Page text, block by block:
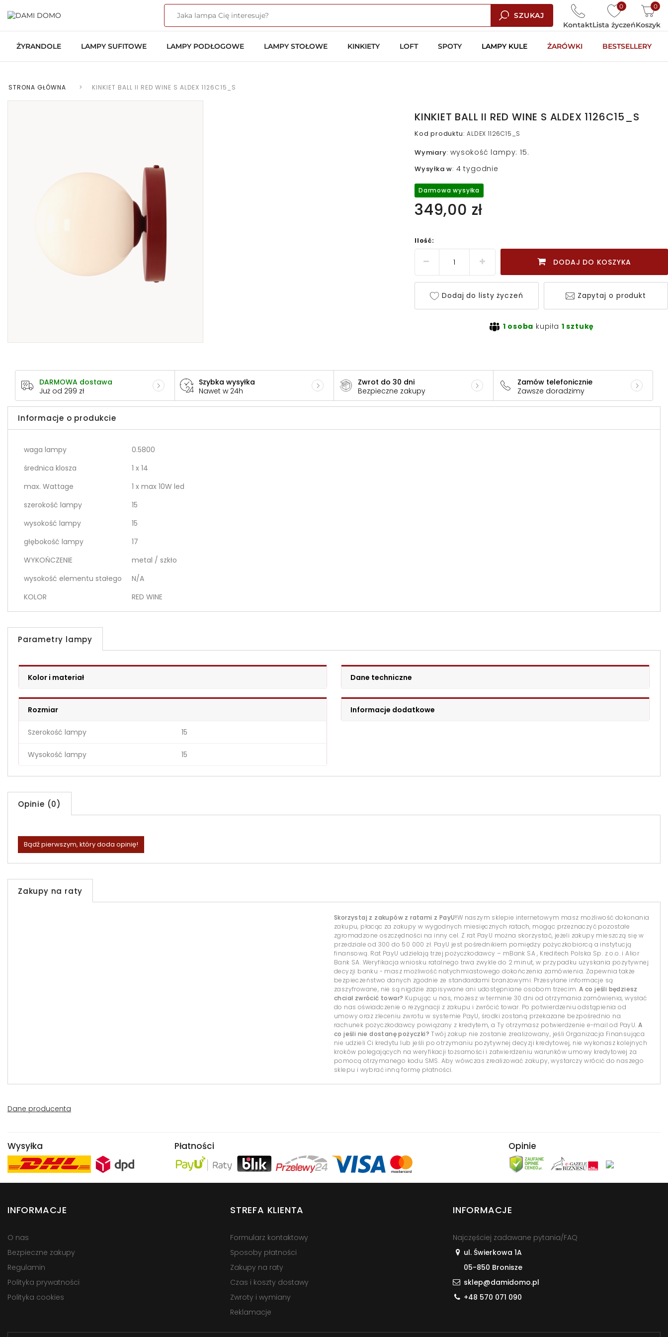
SZUKAJ
0
Lista życzeń
0
Koszyk
Kontakt
ŻYRANDOLE LAMPY SUFITOWE LAMPY PODŁOGOWE LAMPY STOŁOWE KINKIETY LOFT SPOTY LAMPY KULE ŻARÓWKI BESTSELLERY
STRONA GŁÓWNA > KINKIET BALL II RED WINE S ALDEX 1126C15_S
KINKIET BALL II RED WINE S ALDEX 1126C15_S
Kod produktu:ALDEX 1126C15_S
Wymiary: wysokość lampy: 15.
Wysyłka w: 4 tygodnie
Darmowa wysyłka
349,00 zł
Ilość:
DODAJ DO KOSZYKA
Dodaj do listy życzeń Zapytaj o produkt
1 osoba kupiła 1 sztukę
DARMOWA dostawa
Już od 299 zł
Szybka wysyłka
Nawet w 24h
Zwrot do 30 dni
Bezpieczne zakupy
Zamów telefonicznie
Zawsze doradzimy
Informacje o produkcie
waga lampy
0.5800
średnica klosza
1 x 14
max. Wattage
1 x max 10W led
szerokość lampy
15
wysokość lampy
15
głębokość lampy
17
WYKOŃCZENIE
metal / szkło
wysokość elementu stałego
N/A
KOLOR
RED WINE
Parametry lampy
Kolor i materiał Dane techniczne
Rozmiar
Szerokość lampy 15
Wysokość lampy 15
Informacje dodatkowe
Opinie (0)
Bądź pierwszym, który doda opinię!
Zakupy na raty
Skorzystaj z zakupów z ratami z PayU!W naszym sklepie internetowym masz możliwość dokonania
zakupu, płacąc za zakupy w wygodnych miesięcznych ratach, mogąc przeznaczyć pozostałe
zgromadzone oszczędności na inny cel. Z rat PayU można skorzystać, jeżeli zakupy mieszczą się w
przedziale od 300 do 50 000 zł. PayU jest pośrednikiem pomiędzy pożyczkobiorcą a instytucją
finansową. Rat PayU udzielają trzej pożyczkodawcy – mBank SA , Kreditech Polska Sp. z o.o. i Alior
Bank SA. Weryfikacja wniosku ratalnego trwa zwykle do 2 minut, w przypadku uzyskania pozytywnej
decyzji banku - masz możliwość natychmiastowego dokończenia zamówienia. Zapewnia także
bezpieczeństwo danych zgodnie ze standardami branżowymi. Przesyłane informacje są
zaszyfrowane, nie są nigdzie zapisywane ani udostępniane osobom trzecim. A co jeśli będziesz
chciał zwrócić towar? Kupując u nas, możesz w terminie 30 dni od otrzymania zamówienia, wysłać
do nas oświadczenie o rezygnacji z zakupu i zwrócić towar. Po potwierdzeniu odstąpienia od
umowy oraz zleceniu zwrotu w systemie PayU, środki zostaną przekazane bezpośrednio na
rachunek pożyczkodawcy powiązany z kredytem, a Ty otrzymasz potwierdzenie e-mail od PayU. A
co jeśli nie dostanę pożyczki? Twój zakup nie zostanie zrealizowany, jeśli Organizacja Finansująca
nie udzieli Ci kredytu lub jeśli po otrzymaniu pozytywnej decyzji kredytowej, nie wykonasz kolejnych
kroków polegających na weryfikacji tożsamości i zatwierdzeniu warunków umowy kredytowej za
pomocą otrzymanego kodu SMS. Aby wówczas zrealizować zakupy, wystarczy wrócić do naszego
sklepu i wybrać inną formę płatności.
Dane producenta
Wysyłka Płatności Opinie
INFORMACJE
O nas
Bezpieczne zakupy
Regulamin
Polityka prywatności
Polityka cookies
STREFA KLIENTA
Formularz kontaktowy
Sposoby płatności
Zakupy na raty
Czas i koszty dostawy
Zwroty i wymiany
Reklamacje
INFORMACJE
Najczęściej zadawane pytania/FAQ
ul. Świerkowa 1A
05-850 Bronisze
sklep@damidomo.pl
+48 570 071 090